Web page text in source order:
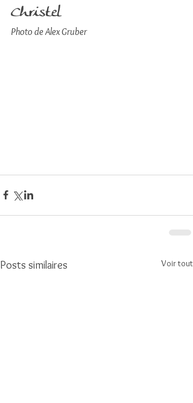
Christel
Photo de Alex Gruber
Posts similaires Voir tout